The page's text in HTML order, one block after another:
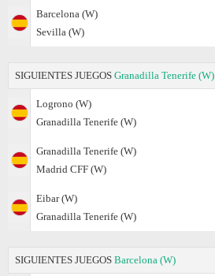
Barcelona (W)
Sevilla (W)
SIGUIENTES JUEGOS Granadilla Tenerife (W)
Logrono (W)
Granadilla Tenerife (W)
Granadilla Tenerife (W)
Madrid CFF (W)
Eibar (W)
Granadilla Tenerife (W)
SIGUIENTES JUEGOS Barcelona (W)